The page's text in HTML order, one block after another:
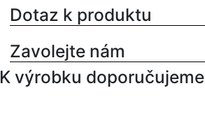
Dotaz k produktu
Zavolejte nám
K výrobku doporučujeme